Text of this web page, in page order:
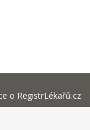
o RegistrLékařů.cz